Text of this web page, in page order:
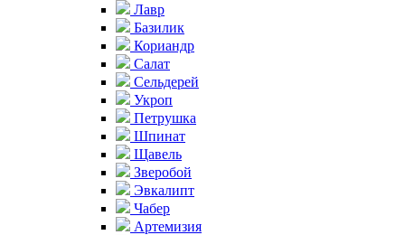
Лавр
Базилик
Кориандр
Салат
Сельдерей
Укроп
Петрушка
Шпинат
Щавель
Зверобой
Эвкалипт
Чабер
Артемизия